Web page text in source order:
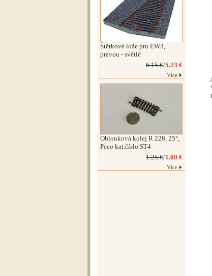
Štěrkové lože pro EW3,
pravou - světlé
6.15 €/5.23 €
Více
Oblouková kolej R 228, 25°,
Peco kat.číslo ST4
1.25 €/1.00 €
Více